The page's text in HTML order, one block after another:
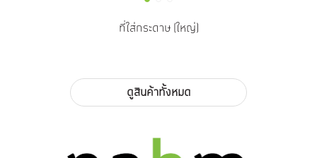
ที่ใส่กระดาษ (ใหญ่)
ดูสินค้าทั้งหมด